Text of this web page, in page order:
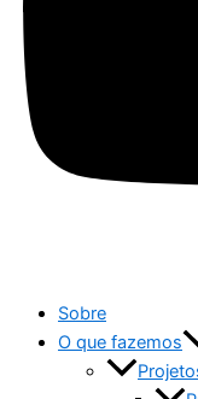
Sobre
O que fazemos